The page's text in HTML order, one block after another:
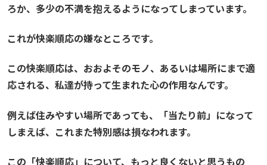
ろか、多少の不満を抱えるようになってしまっています。
これが快楽順応の嫌なところです。
この快楽順応は、おおよそのモノ、あるいは場所にまで適
応される、私達が持って生まれた心の作用なんです。
例えば住みやすい場所であっても、「当たり前」になって
しまえば、これまた特別感は損なわれます。
この「快楽順応」について、もっと良くないと思うもの